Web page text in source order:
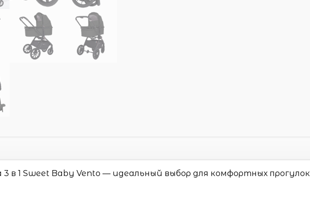
3 в 1 Sweet Baby Vento — идеальный выбор для комфортных прогулок